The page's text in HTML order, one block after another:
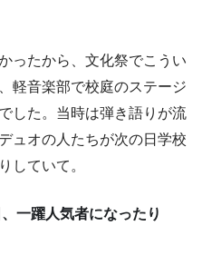
ったから、文化祭でこうい
軽音楽部で校庭のステージ
した。当時は弾き語りが流
ュオの人たちが次の日学校
していて。
一躍人気者になったり